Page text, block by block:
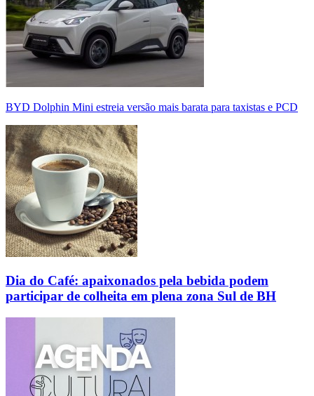
BYD Dolphin Mini estreia versão mais barata para taxistas e PCD
Dia do Café: apaixonados pela bebida podem
participar de colheita em plena zona Sul de BH